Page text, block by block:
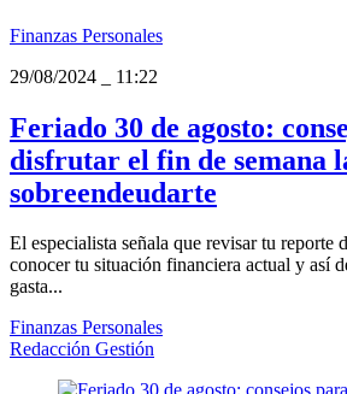
Finanzas Personales
29/08/2024
11:22
Feriado 30 de agosto:
disfrutar el fin de semana
sobreendeudarte
El especialista señala que revisar tu reporte
conocer tu situación financiera actual y así
gasta...
Finanzas Personales
Redacción Gestión